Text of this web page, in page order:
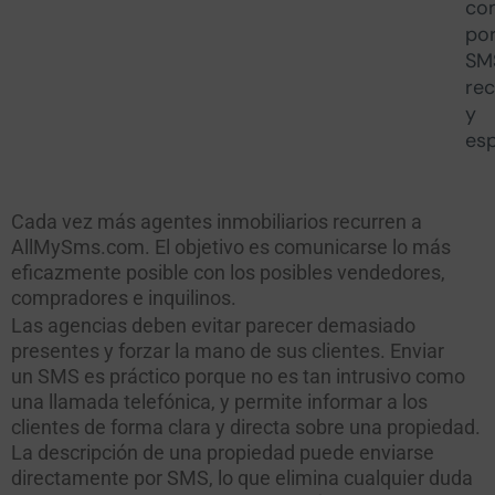
y
Cada vez más agentes inmobiliarios recurren a
AllMySms.com. El objetivo es comunicarse lo más
eficazmente posible con los posibles vendedores,
compradores e inquilinos.
Las agencias deben evitar parecer demasiado
presentes y forzar la mano de sus clientes. Enviar
un SMS es práctico porque no es tan intrusivo como
una llamada telefónica, y permite informar a los
clientes de forma clara y directa sobre una propiedad.
La descripción de una propiedad puede enviarse
directamente por SMS, lo que elimina cualquier duda